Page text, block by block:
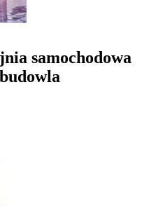
samochodowa